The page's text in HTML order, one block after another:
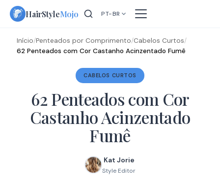
Skip
HairStyleMojo PT-BR
Início/Penteados por Comprimento/Cabelos Curtos/
62 Penteados com Cor Castanho Acinzentado Fumê
CABELOS CURTOS
62 Penteados com Cor
Castanho Acinzentado
Fumê
Kat Jorie
Style Editor